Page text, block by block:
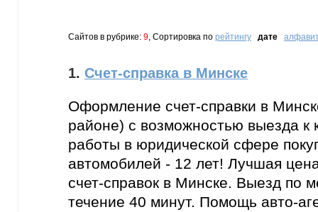
Сайтов в рубрике: 9, Сортировка по рейтингу дате
1. Счет-справка в Минске
Оформление счет-справки в
районе) с возможностью выезда к
работы в юридической сфере
автомобилей - 12 лет! Лучшая
счет-справок в Минске. Выезд по
течение 40 минут. Помощь авто-